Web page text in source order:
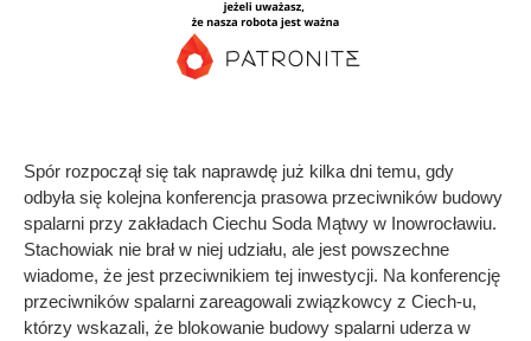
Spór rozpoczął się tak naprawdę już kilka dni temu, gdy
odbyła się kolejna konferencja prasowa przeciwników budowy
spalarni przy zakładach Ciechu Soda Mątwy w Inowrocławiu.
Stachowiak nie brał w niej udziału, ale jest powszechne
wiadome, że jest przeciwnikiem tej inwestycji. Na konferencję
przeciwników spalarni zareagowali związkowcy z Ciech-u,
którzy wskazali, że blokowanie budowy spalarni uderza w